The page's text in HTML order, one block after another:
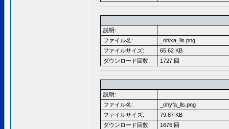
説明:
ファイル名:
_ohixa_lls.png
ファイルサイズ:
65.62 KB
ダウンロード回数:
1727 回
説明:
ファイル名:
_ohyfa_lls.png
ファイルサイズ:
79.87 KB
ダウンロード回数:
1676 回